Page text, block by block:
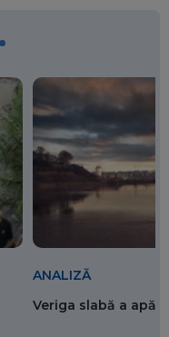
ANALIZĂ
Veriga slabă a